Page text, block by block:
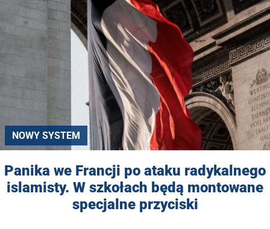
NOWY SYSTEM
Panika we Francji po ataku radykalnego
islamisty. W szkołach będą montowane
specjalne przyciski